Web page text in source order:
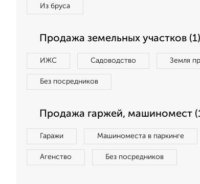
Из бруса
Продажа земельных участков (1)
ИЖС Садоводство Земля
Без посредников
Продажа гаржей, машиномест
Гаражи Машиноместа в паркинге
Агенство Без посредников